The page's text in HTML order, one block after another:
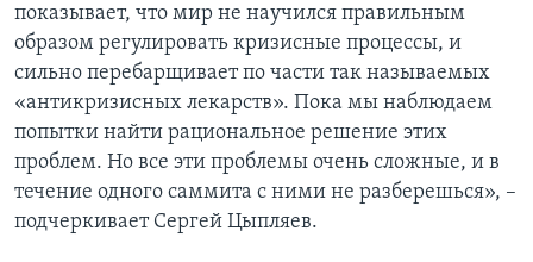
показывает, что мир не научился правильным
образом регулировать кризисные процессы, и
сильно перебарщивает по части так называемых
«антикризисных лекарств». Пока мы наблюдаем
попытки найти рациональное решение этих
проблем. Но все эти проблемы очень сложные, и в
течение одного саммита с ними не разберешься», –
подчеркивает Сергей Цыпляев.